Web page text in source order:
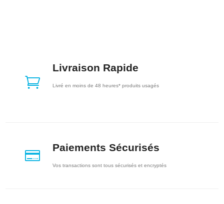

Livraison Rapide
Livré en moins de 48 heures* produits usagés

Paiements Sécurisés
Vos transactions sont tous sécurisés et encryptés